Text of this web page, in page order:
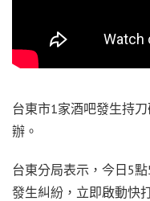
台東市1家酒吧發生持
辦。
台東分局表示，今日5
發生糾紛，立即啟動快